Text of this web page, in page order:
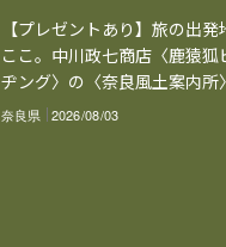
【プレゼントあり】旅の出発
ここ。中川政七商店〈鹿猿狐
ヂング〉の〈奈良風土案内所
奈良県 2026/08/03